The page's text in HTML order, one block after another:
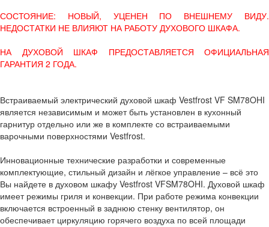
СОСТОЯНИЕ: НОВЫЙ, УЦЕНЕН ПО ВНЕШНЕМУ ВИДУ.
НЕДОСТАТКИ НЕ ВЛИЯЮТ НА РАБОТУ ДУХОВОГО ШКАФА.
НА ДУХОВОЙ ШКАФ ПРЕДОСТАВЛЯЕТСЯ ОФИЦИАЛЬНАЯ
ГАРАНТИЯ 2 ГОДА.
Встраиваемый электрический духовой шкаф Vestfrost VF SM78OHI
является независимым и может быть установлен в кухонный
гарнитур отдельно или же в комплекте со встраиваемыми
варочными поверхностями Vestfrost.
Инновационные технические разработки и современные
комплектующие, стильный дизайн и лёгкое управление – всё это
Вы найдете в духовом шкафу Vestfrost VFSM78OHI. Духовой шкаф
имеет режимы гриля и конвекции. При работе режима конвекции
включается встроенный в заднюю стенку вентилятор, он
обеспечивает циркуляцию горячего воздуха по всей площади